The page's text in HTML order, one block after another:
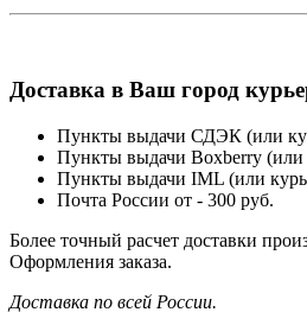
Доставка в Ваш город
Пункты выдачи СДЭК (или
Пункты выдачи Boxberry (или
Пункты выдачи IML (или
Почта России от - 300 руб.
Более точный расчет доставки
Оформления заказа.
Доставка по всей России.